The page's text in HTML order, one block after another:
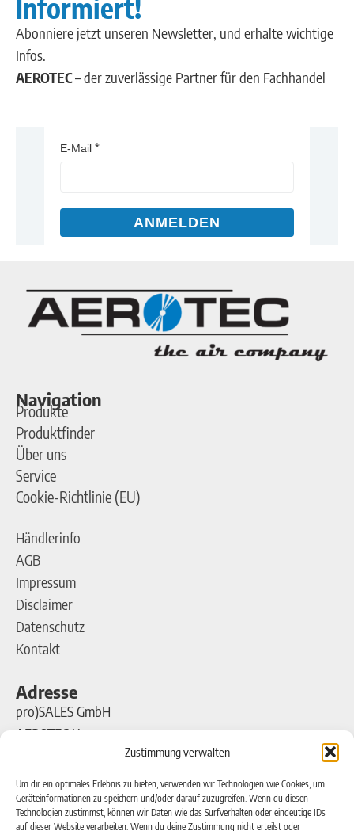
Zustimmung verwalten
Um dir ein optimales Erlebnis zu bieten, verwenden wir Technologien wie Cookies, um
Geräteinformationen zu speichern und/oder darauf zuzugreifen. Wenn du diesen
Technologien zustimmst, können wir Daten wie das Surfverhalten oder eindeutige IDs
auf dieser Website verarbeiten. Wenn du deine Zustimmung nicht erteilst oder
Informiert!
Abonniere jetzt unseren Newsletter, und erhalte wichtige
Infos.
AEROTEC– der zuverlässige Partner für den Fachhandel
E-Mail
ANMELDEN
Navigation
Produkte
Produktfinder
Über uns
Service
Cookie-Richtlinie (EU)
Händlerinfo
AGB
Impressum
Disclaimer
Datenschutz
Kontakt
Adresse
pro)SALES GmbH
AEROTEC Kompressoren
Ferdinand-Porsche-Straße 16
63500 Seligenstadt